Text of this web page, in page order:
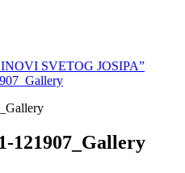
SVETOG JOSIPA”
121907_Gallery